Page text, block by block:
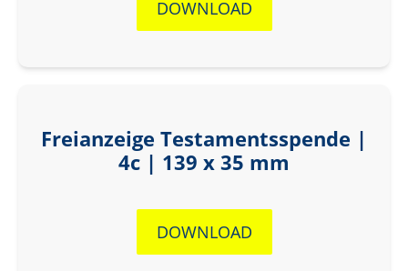
DOWNLOAD
Freianzeige Testamentsspende |
4c | 139 x 35 mm
DOWNLOAD